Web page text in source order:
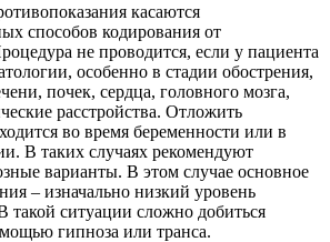
касаются
способов кодирования от
не проводится, если у пациента
особенно в стадии обострения,
почек, сердца, головного мозга,
расстройства. Отложить
во время беременности или в
В таких случаях рекомендуют
варианты. В этом случае основное
– изначально низкий уровень
такой ситуации сложно добиться
гипноза или транса.